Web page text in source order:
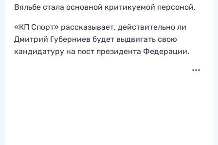
Вяльбе стала основной критикуемой персоной.
«КП Спорт» рассказывает, действительно ли
Дмитрий Губерниев будет выдвигать свою
кандидатуру на пост президента Федерации.